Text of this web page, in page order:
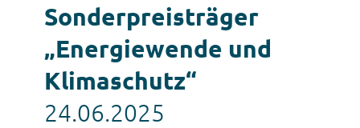
Sonderpreisträger
„Energiewende und
Klimaschutz“
24.06.2025